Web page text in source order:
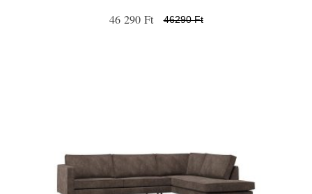
46 290 Ft 46290 Ft